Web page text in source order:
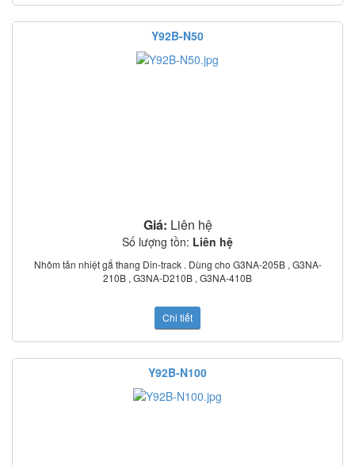
Nhiệt độ làm việc: –30°C to 80°C
Chỉ thị trạng thái: LED
Có nắp che bảo vệ
Tiêu chuẩn: UL, CSA, TUV (model –UTU)
Y92B-N50
Giá: Liên hệ
Số lượng tồn: Liên hệ
Nhôm tản nhiệt gắ thang Din-track . Dùng cho G3NA-205B , G3NA-
210B , G3NA-D210B , G3NA-410B
Chi tiết
Y92B-N100